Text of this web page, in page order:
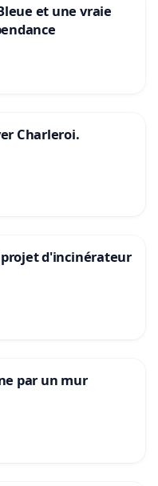
et une vraie
Charleroi.
d'incinérateur
par un mur